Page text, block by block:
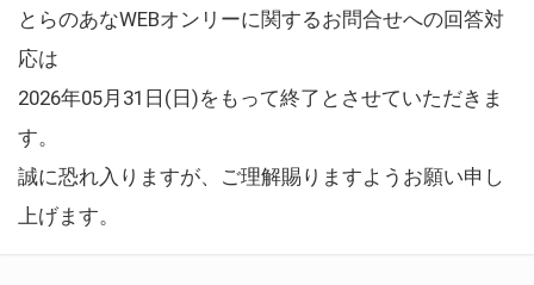
とらのあなWEBオンリーに関するお問合せへの回答対
応は
2026年05月31日(日)をもって終了とさせていただきま
す。
誠に恐れ入りますが、ご理解賜りますようお願い申し
上げます。